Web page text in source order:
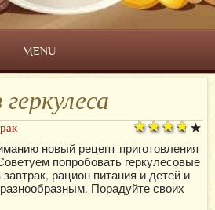
MENU
новый рецепт приготовления
попробовать геркулесовые
рацион питания и детей и
Порадуйте своих